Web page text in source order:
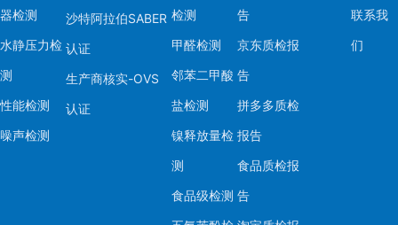
器检测
水静压力检
测
性能检测
噪声检测
沙特阿拉伯SABER
认证
生产商核实-OVS
认证
检测
甲醛检测
邻苯二甲酸
盐检测
镍释放量检
测
食品级检测
告
京东质检报
告
拼多多质检
报告
食品质检报
告
联系我
们